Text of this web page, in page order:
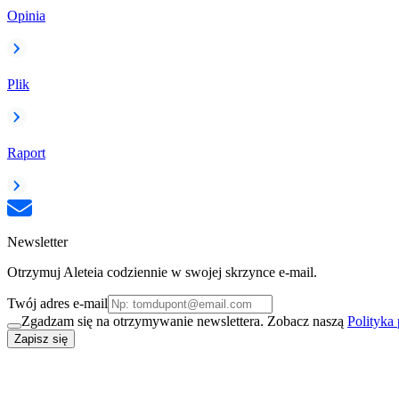
Opinia
Plik
Raport
Newsletter
Otrzymuj Aleteia codziennie w swojej skrzynce e-mail.
Twój adres e-mail
Zgadzam się na otrzymywanie newslettera. Zobacz naszą Polityka
Zapisz się